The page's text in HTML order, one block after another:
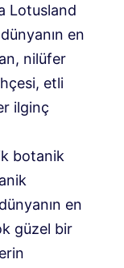
Lotusland
en
nilüfer
etli
ilginç
botanik
en
güzel bir